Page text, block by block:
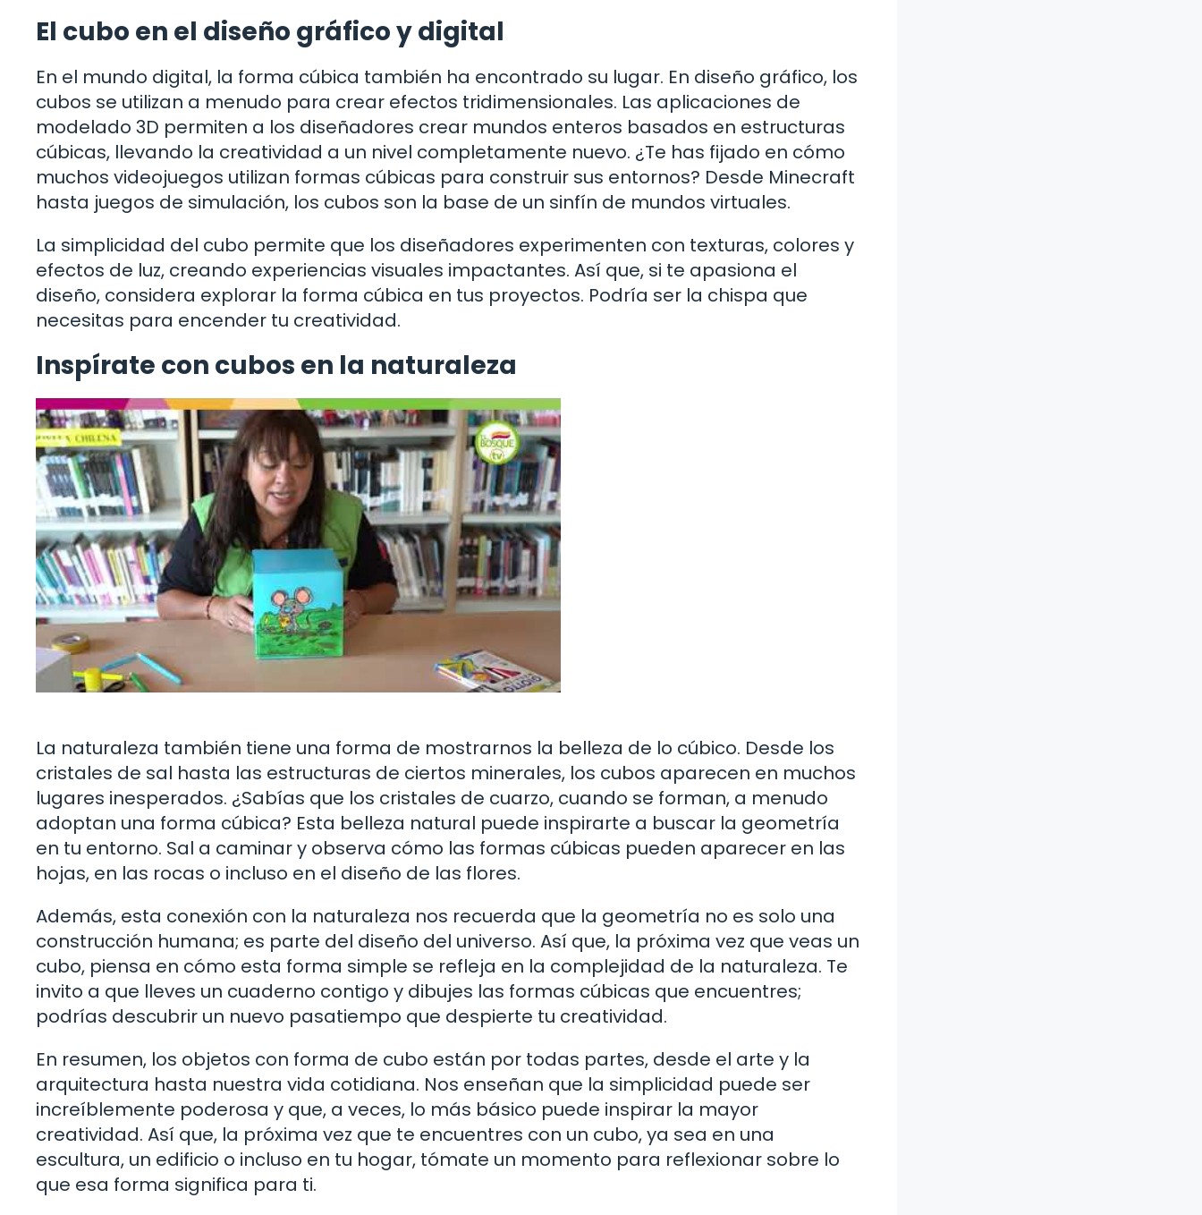
El cubo en el diseño gráfico y digital
En el mundo digital, la forma cúbica también ha encontrado su lugar. En diseño gráfico, los
cubos se utilizan a menudo para crear efectos tridimensionales. Las aplicaciones de
modelado 3D permiten a los diseñadores crear mundos enteros basados en estructuras
cúbicas, llevando la creatividad a un nivel completamente nuevo. ¿Te has fijado en cómo
muchos videojuegos utilizan formas cúbicas para construir sus entornos? Desde Minecraft
hasta juegos de simulación, los cubos son la base de un sinfín de mundos virtuales.
La simplicidad del cubo permite que los diseñadores experimenten con texturas, colores y
efectos de luz, creando experiencias visuales impactantes. Así que, si te apasiona el
diseño, considera explorar la forma cúbica en tus proyectos. Podría ser la chispa que
necesitas para encender tu creatividad.
Inspírate con cubos en la naturaleza
La naturaleza también tiene una forma de mostrarnos la belleza de lo cúbico. Desde los
cristales de sal hasta las estructuras de ciertos minerales, los cubos aparecen en muchos
lugares inesperados. ¿Sabías que los cristales de cuarzo, cuando se forman, a menudo
adoptan una forma cúbica? Esta belleza natural puede inspirarte a buscar la geometría
en tu entorno. Sal a caminar y observa cómo las formas cúbicas pueden aparecer en las
hojas, en las rocas o incluso en el diseño de las flores.
Además, esta conexión con la naturaleza nos recuerda que la geometría no es solo una
construcción humana; es parte del diseño del universo. Así que, la próxima vez que veas un
cubo, piensa en cómo esta forma simple se refleja en la complejidad de la naturaleza. Te
invito a que lleves un cuaderno contigo y dibujes las formas cúbicas que encuentres;
podrías descubrir un nuevo pasatiempo que despierte tu creatividad.
En resumen, los objetos con forma de cubo están por todas partes, desde el arte y la
arquitectura hasta nuestra vida cotidiana. Nos enseñan que la simplicidad puede ser
increíblemente poderosa y que, a veces, lo más básico puede inspirar la mayor
creatividad. Así que, la próxima vez que te encuentres con un cubo, ya sea en una
escultura, un edificio o incluso en tu hogar, tómate un momento para reflexionar sobre lo
que esa forma significa para ti.